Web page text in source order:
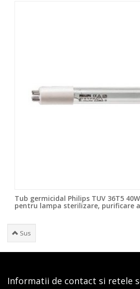
Tub germicidal Philips TUV 36T5 40W
pentru lampa sterilizare, purificare
Sus
Informatii de contact si retele